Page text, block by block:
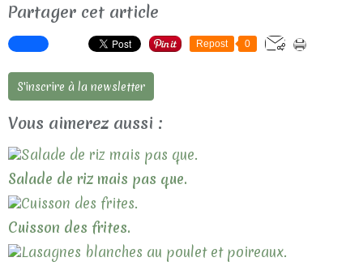
Partager cet article
Repost 0
S'inscrire à la newsletter
Vous aimerez aussi :
Salade de riz mais pas que.
Cuisson des frites.